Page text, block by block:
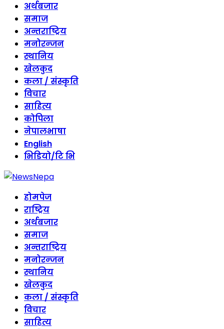
अर्थबजार
समाज
अन्तराष्ट्रिय
मनोरन्जन
स्थानिय
खेलकुद
कला / संस्कृति
विचार
साहित्य
कोपिला
नेपालभाषा
English
भिडियो/टि भि
होमपेज
राष्ट्रिय
अर्थबजार
समाज
अन्तराष्ट्रिय
मनोरन्जन
स्थानिय
खेलकुद
कला / संस्कृति
विचार
साहित्य